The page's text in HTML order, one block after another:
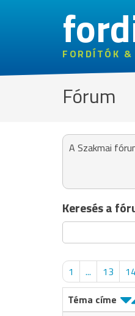
FORDÍTÓK
Fórum
A Szakmai
Keresés a
1 ... 13
Téma címe